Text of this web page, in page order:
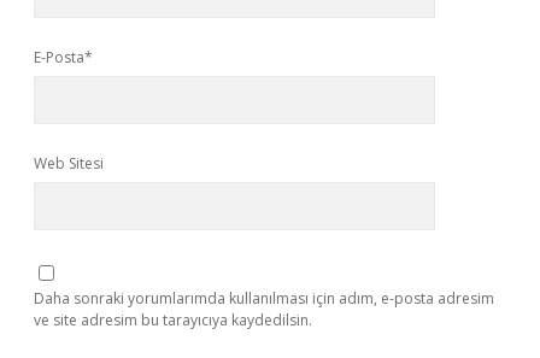
E-Posta*
Web Sitesi
Daha sonraki yorumlarımda kullanılması için adım, e-posta adresim
ve site adresim bu tarayıcıya kaydedilsin.